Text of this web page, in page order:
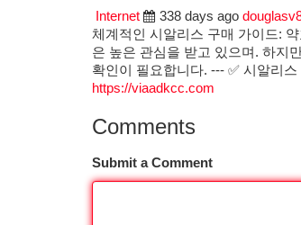
Internet
338 days ago
체계적인 시알리스 구매 가이드:
은 높은 관심을 받고 있으며. 하지
확인이 필요합니다. --- ✅ 시알리
https://viaadkcc.com
Comments
Submit a Comment